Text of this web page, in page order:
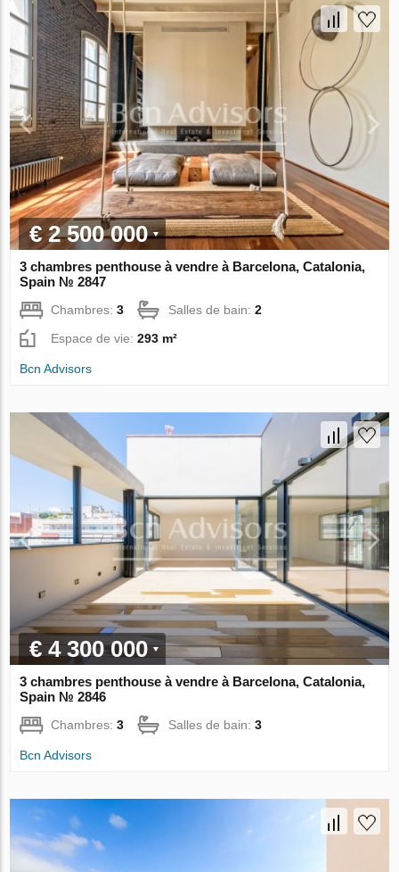
€ 2 500 000
3 chambres penthouse à vendre à Barcelona, Catalonia,
Spain № 2847
Chambres:3 Salles de bain:2
Espace de vie:293 m²
Bcn Advisors
€ 4 300 000
3 chambres penthouse à vendre à Barcelona, Catalonia,
Spain № 2846
Chambres:3 Salles de bain:3
Bcn Advisors